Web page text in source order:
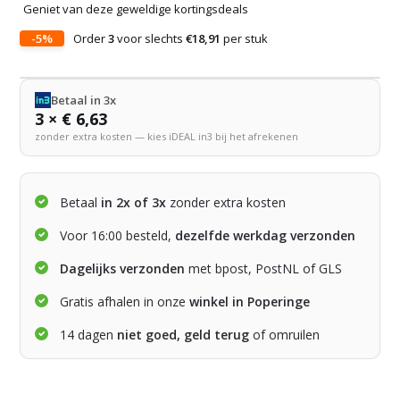
Geniet van deze geweldige kortingsdeals
-5%
Order3voor slechts€18,91 per stuk
Betaal in 3x
3 × € 6,63
zonder extra kosten — kies iDEAL in3 bij het afrekenen
Betaal in 2x of 3x zonder extra kosten
Voor 16:00 besteld, dezelfde werkdag verzonden
Dagelijks verzonden met bpost, PostNL of GLS
Gratis afhalen in onzewinkel in Poperinge
14 dagen niet goed, geld terug of omruilen